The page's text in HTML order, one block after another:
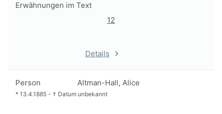
Erwähnungen im Text
12
Details
Person Altman-Hall, Alice
* 13.4.1885 - † Datum unbekannt